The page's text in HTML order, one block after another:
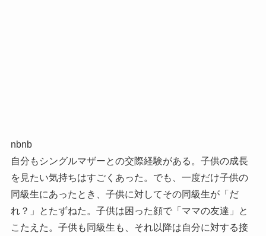
nbnb
自分もシングルマザーとの交際経験がある。子供の成長
を見たい気持ちはすごくあった。でも、一度だけ子供の
同級生にあったとき、子供に対してその同級生が「だ
れ？」とたずねた。子供は困った顔で「ママの友達」と
こたえた。子供も同級生も、それ以降は自分に対する接